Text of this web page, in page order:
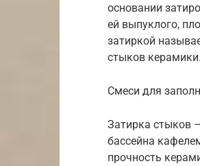
основании
ей выпуклого,
затиркой
стыков керамики.
Смеси для
Затирка стыков
бассейна
прочность